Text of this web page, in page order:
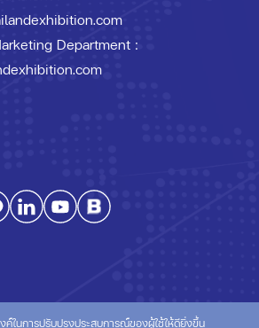
Department :
ค์ในการปรับปรุงประสบการณ์ของผู้ใช้ให้ดียิ่งขึ้น